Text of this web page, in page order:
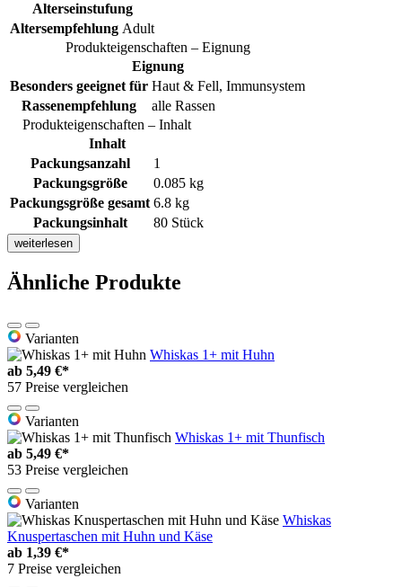
Alterseinstufung
Altersempfehlung Adult
Produkteigenschaften – Eignung
Eignung
Besonders geeignet für Haut & Fell, Immunsystem
Rassenempfehlung
alle Rassen
Produkteigenschaften – Inhalt
Inhalt
Packungsanzahl
1
Packungsgröße
0.085 kg
Packungsgröße gesamt 6.8 kg
Packungsinhalt
80 Stück
weiterlesen
Ähnliche Produkte
Varianten
Whiskas 1+ mit Huhn
ab 5,49 €*
57 Preise vergleichen
Varianten
Whiskas 1+ mit Thunfisch
ab 5,49 €*
53 Preise vergleichen
Varianten
Whiskas
Knuspertaschen mit Huhn und Käse
ab 1,39 €*
7 Preise vergleichen